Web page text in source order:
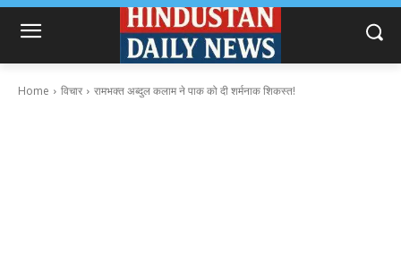
Home विचार रामभक्त अब्दुल कलाम ने पाक को दी शर्मनाक शिकस्त!